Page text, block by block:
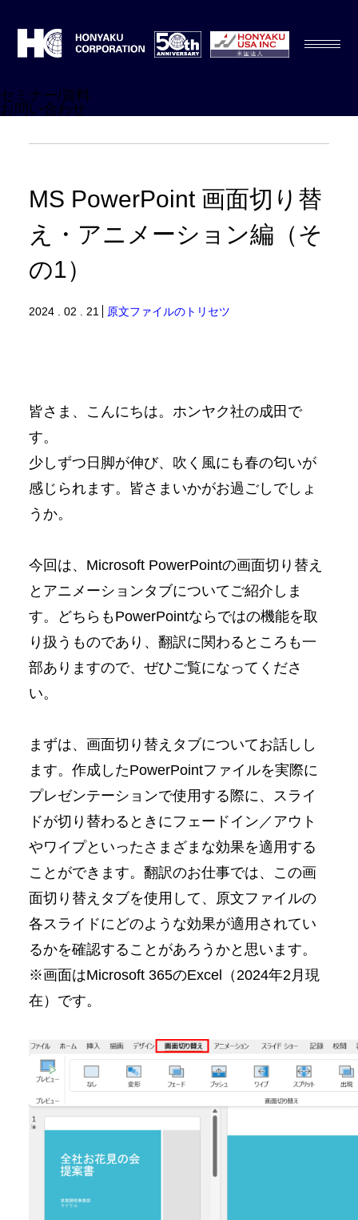
セミナー/資料
お問い合わせ
MS PowerPoint 画面切り替
え・アニメーション編（そ
の1）
2024 . 02 . 21 原文ファイルのトリセツ
皆さま、こんにちは。ホンヤク社の成田で
す。
少しずつ日脚が伸び、吹く風にも春の匂いが
感じられます。皆さまいかがお過ごしでしょ
うか。
今回は、Microsoft PowerPointの画面切り替え
とアニメーションタブについてご紹介しま
す。どちらもPowerPointならではの機能を取
り扱うものであり、翻訳に関わるところも一
部ありますので、ぜひご覧になってくださ
い。
まずは、画面切り替えタブについてお話しし
ます。作成したPowerPointファイルを実際に
プレゼンテーションで使用する際に、スライ
ドが切り替わるときにフェードイン／アウト
やワイプといったさまざまな効果を適用する
ことができます。翻訳のお仕事では、この画
面切り替えタブを使用して、原文ファイルの
各スライドにどのような効果が適用されてい
るかを確認することがあろうかと思います。
※画面はMicrosoft 365のExcel（2024年2月現
在）です。